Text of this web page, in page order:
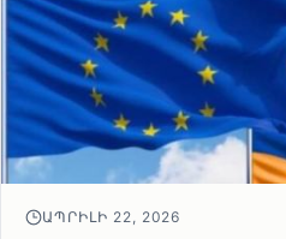
ԱՊՐԻԼԻ 22, 2026